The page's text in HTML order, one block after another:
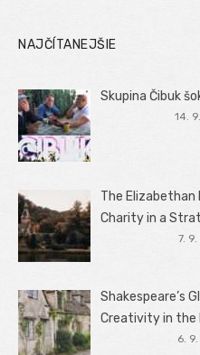
NAJČÍTANEJŠIE
Skupina Čibuk
14.
The Elizabethan
Charity in a
7.
Shakespeare’s
Creativity in the
6.